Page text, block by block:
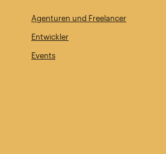
Agenturen und Freelancer
Entwickler
Events